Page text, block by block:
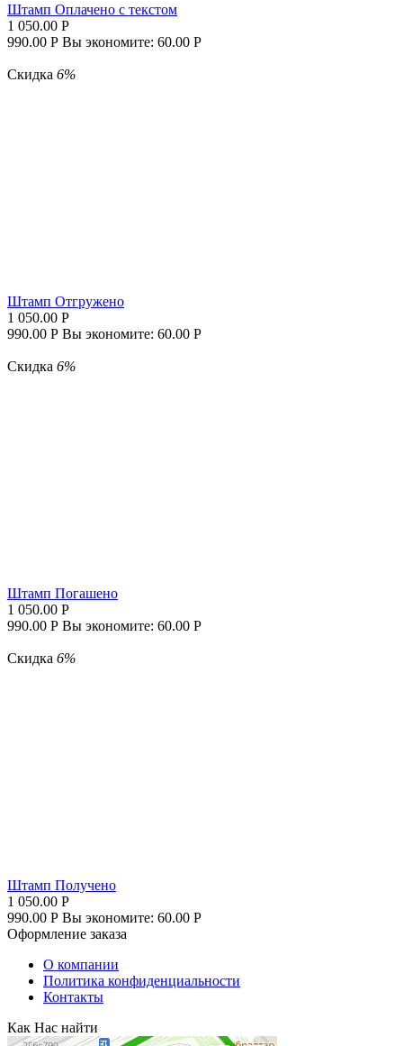
Штамп Оплачено с текстом
1 050.00 Р
990.00 Р Вы экономите: 60.00 Р
Скидка 6%
Штамп Отгружено
1 050.00 Р
990.00 Р Вы экономите: 60.00 Р
Скидка 6%
Штамп Погашено
1 050.00 Р
990.00 Р Вы экономите: 60.00 Р
Скидка 6%
Штамп Получено
1 050.00 Р
990.00 Р Вы экономите: 60.00 Р
Оформление заказа
О компании
Политика конфиденциальности
Контакты
Как Нас найти